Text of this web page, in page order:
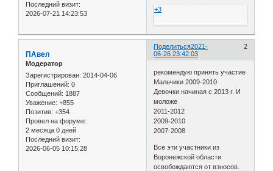
Последний визит:
2026-07-21 14:23:53
+3
Поделиться 2
2021-
06-26 23:42:03
ПАвел
Модератор
Зарегистрирован: 2014-04-06
Приглашений: 0
Сообщений: 1887
Уважение: +855
Позитив: +354
Провел на форуме:
2 месяца 0 дней
Последний визит:
2026-06-05 10:15:28
рекомендую принять участие
Мальчики 2009-2010
Девочки начиная с 2013 г. И
моложе
2011-2012
2009-2010
2007-2008
Все эти участники из
Воронежской области
освобождаются от взносов.